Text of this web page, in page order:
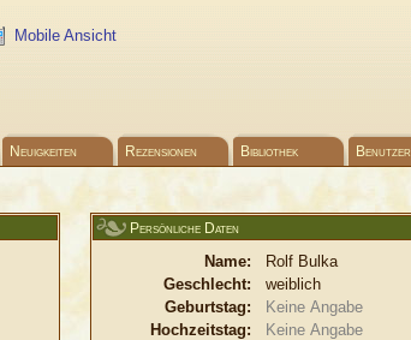
Mobile Ansicht
Neuigkeiten Rezensionen Bibliothek Benutzer
Persönliche Daten
Name:
Rolf Bulka
Geschlecht:
weiblich
Geburtstag:
Keine Angabe
Hochzeitstag:
Keine Angabe